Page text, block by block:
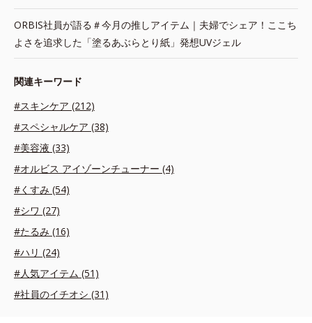
ORBIS社員が語る＃今月の推しアイテム｜夫婦でシェア！ここち
よさを追求した「塗るあぶらとり紙」発想UVジェル
関連キーワード
#スキンケア (212)
#スペシャルケア (38)
#美容液 (33)
#オルビス アイゾーンチューナー (4)
#くすみ (54)
#シワ (27)
#たるみ (16)
#ハリ (24)
#人気アイテム (51)
#社員のイチオシ (31)